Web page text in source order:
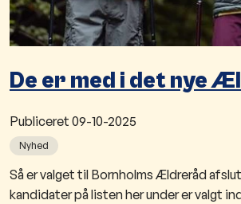
De er med i det nye
Publiceret 09-10-2025
Nyhed
Så er valget til Bornholms Ældreråd
kandidater på listen her under er valgt